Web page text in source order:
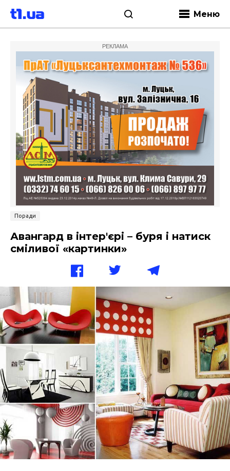
Меню
РЕКЛАМА
Поради
Авангард в інтер'єрі – буря і натиск
сміливої «картинки»